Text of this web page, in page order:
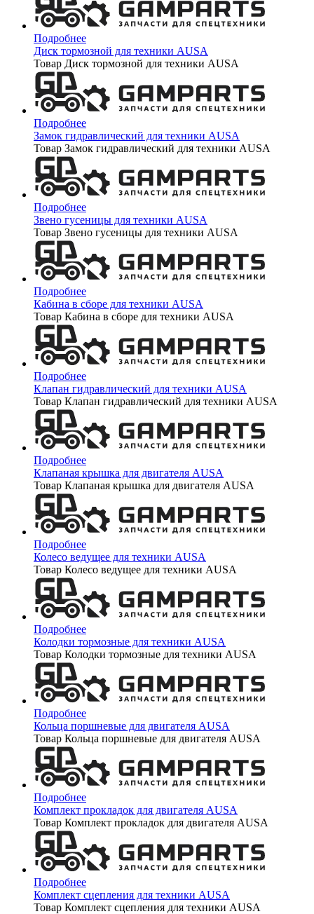
Подробнее
Диск тормозной для техники AUSA
Товар Диск тормозной для техники AUSA
Подробнее
Замок гидравлический для техники AUSA
Товар Замок гидравлический для техники AUSA
Подробнее
Звено гусеницы для техники AUSA
Товар Звено гусеницы для техники AUSA
Подробнее
Кабина в сборе для техники AUSA
Товар Кабина в сборе для техники AUSA
Подробнее
Клапан гидравлический для техники AUSA
Товар Клапан гидравлический для техники AUSA
Подробнее
Клапаная крышка для двигателя AUSA
Товар Клапаная крышка для двигателя AUSA
Подробнее
Колесо ведущее для техники AUSA
Товар Колесо ведущее для техники AUSA
Подробнее
Колодки тормозные для техники AUSA
Товар Колодки тормозные для техники AUSA
Подробнее
Кольца поршневые для двигателя AUSA
Товар Кольца поршневые для двигателя AUSA
Подробнее
Комплект прокладок для двигателя AUSA
Товар Комплект прокладок для двигателя AUSA
Подробнее
Комплект сцепления для техники AUSA
Товар Комплект сцепления для техники AUSA